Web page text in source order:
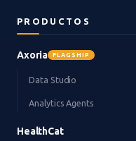
PRODUCTOS
Axoria FLAGSHIP
Data Studio
Analytics Agents
HealthCat